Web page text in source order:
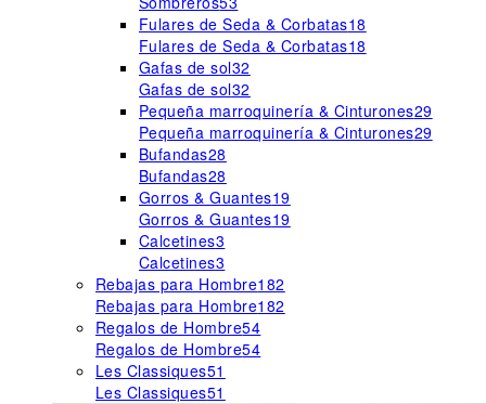
Fulares de Seda & Corbatas18
Fulares de Seda & Corbatas18
Gafas de sol32
Gafas de sol32
Pequeña marroquinería & Cinturones29
Pequeña marroquinería & Cinturones29
Bufandas28
Bufandas28
Gorros & Guantes19
Gorros & Guantes19
Calcetines3
Calcetines3
Rebajas para Hombre182
Rebajas para Hombre182
Regalos de Hombre54
Regalos de Hombre54
Les Classiques51
Les Classiques51